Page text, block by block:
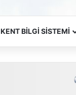
KENT BİLGİ SİSTEMİ